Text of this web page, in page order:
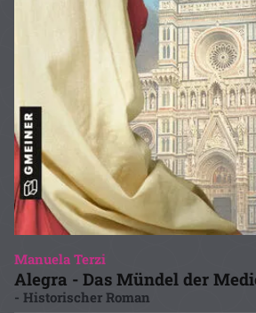
Manuela Terzi
Alegra - Das Mündel der
- Historischer Roman